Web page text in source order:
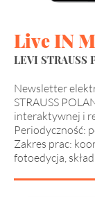
Live IN
LEVI STRAUSS
Newsletter
STRAUSS
interaktywnej i
Periodyczność:
Zakres prac:
fotoedycja,